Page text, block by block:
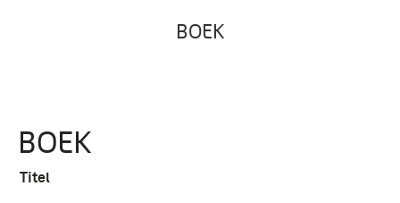
BOEK
BOEK
Titel